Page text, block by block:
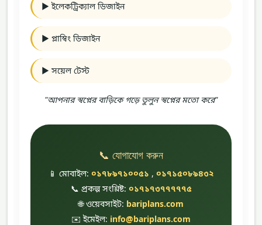
► ইলেকট্রিক্যাল ডিজাইন
► প্লাম্বিং ডিজাইন
► সয়েল টেস্ট
"আপনার স্বপ্নের বাড়িকে গড়ে তুলুন স্বপ্নের মতো করে"
📞 যোগাযোগ করুন
📱 মোবাইল: ০১৭৮৯৭১০০৫১ , ০১৭১৫০৮৯৪৩২
📞 প্রকল্প সংশ্লিষ্ট: ০১৭১৭৩৭৭৭৭৭৫
🌐 ওয়েবসাইট: bariplans.com
✉️ ইমেইল: info@bariplans.com